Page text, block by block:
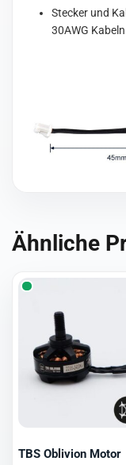
Stecker und
30AWG Kabeln
Ähnliche
TBS Oblivion Motor